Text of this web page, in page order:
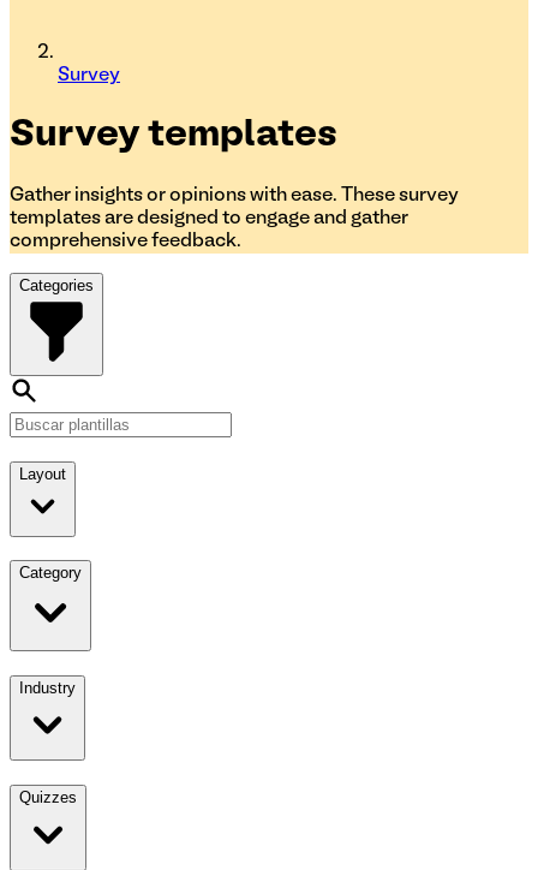
Survey
Survey templates
Gather insights or opinions with ease. These survey
templates are designed to engage and gather
comprehensive feedback.
Categories
Layout
Category
Industry
Quizzes